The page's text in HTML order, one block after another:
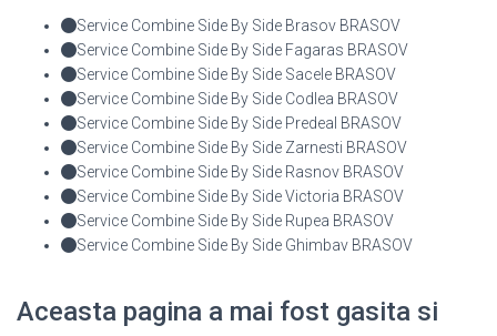
Service Combine Side By Side Brasov BRASOV
Service Combine Side By Side Fagaras BRASOV
Service Combine Side By Side Sacele BRASOV
Service Combine Side By Side Codlea BRASOV
Service Combine Side By Side Predeal BRASOV
Service Combine Side By Side Zarnesti BRASOV
Service Combine Side By Side Rasnov BRASOV
Service Combine Side By Side Victoria BRASOV
Service Combine Side By Side Rupea BRASOV
Service Combine Side By Side Ghimbav BRASOV
Aceasta pagina a mai fost gasita si